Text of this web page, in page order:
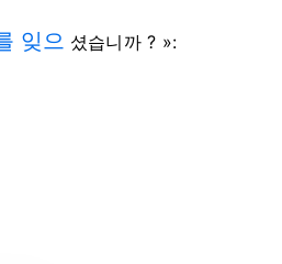
잊으 셨습니까 ? »: